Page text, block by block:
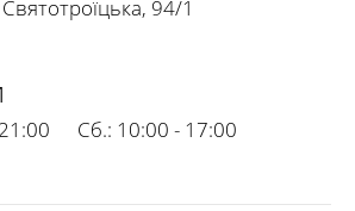
94/1
Сб.: 10:00 - 17:00